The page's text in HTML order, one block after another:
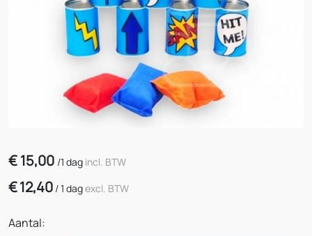
€15,00 /1 dag incl. BTW
€12,40 /1 dagexcl. BTW
Aantal: